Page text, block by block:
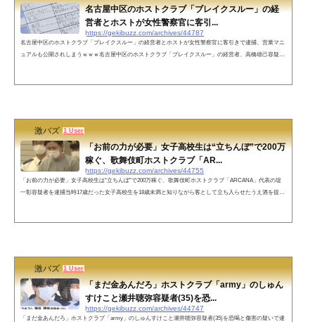
名古屋中区のホストクラブ「ブレイクスルー」の経
営者とホストが女性警察官に客引...
https://gekibuzz.com/archives/44787
名古屋中区のホストクラブ「ブレイクスルー」の経営者とホストが女性警察官に客引きで逮捕、営業マニ
ュアルも公開されしまうｗｗｗ名古屋中区のホストクラブ「ブレイクスルー」の経営者、高橋雄己容疑者
激バズ 1 User
「お前の力が必要」女子高校生は“立ちんぼ”で200万
稼ぐ、歌舞伎町ホストクラブ「AR...
https://gekibuzz.com/archives/44755
「お前の力が必要」女子高校生は“立ちんぼ”で200万稼ぐ、歌舞伎町ホストクラブ「ARCANA」代表の堤
一彰容疑者を逮捕当時17歳だった女子高校生を18歳未満と知りながら客として立ち入らせたうえ酒を提供
激バズ 1 User
「まだ金あんだろ」ホストクラブ「army」のしゅん
すけこと瀬井聴弥容疑者(35)を恐...
https://gekibuzz.com/archives/44747
「まだ金あんだろ」ホストクラブ「army」のしゅんすけこと瀬井聴弥容疑者(35)を恐喝と傷害の疑いで逮